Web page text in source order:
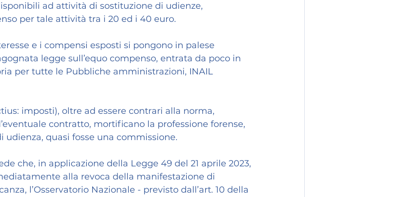
ad attività di sostituzione di udienze,
per tale attività tra i 20 ed i 40 euro.
e i compensi esposti si pongono in palese
legge sull’equo compenso, entrata da poco in
per tutte le Pubbliche amministrazioni, INAIL
imposti), oltre ad essere contrari alla norma,
contratto, mortificano la professione forense,
udienza, quasi fosse una commissione.
che, in applicazione della Legge 49 del 21 aprile 2023,
alla revoca della manifestazione di
l’Osservatorio Nazionale - previsto dall’art. 10 della